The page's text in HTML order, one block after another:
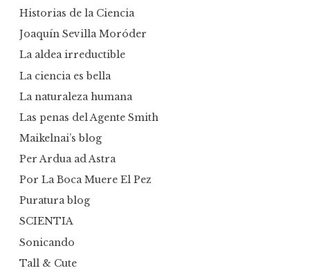
Historias de la Ciencia
Joaquín Sevilla Moróder
La aldea irreductible
La ciencia es bella
La naturaleza humana
Las penas del Agente Smith
Maikelnai’s blog
Per Ardua ad Astra
Por La Boca Muere El Pez
Puratura blog
SCIENTIA
Sonicando
Tall & Cute